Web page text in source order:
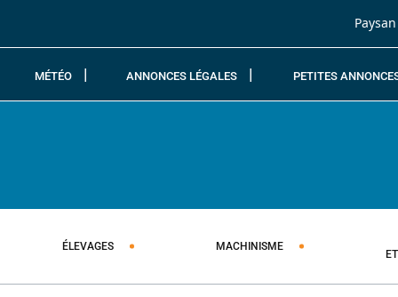
MÉTÉO ANNONCES LÉGALES PETITES
ÉLEVAGES MACHINISME